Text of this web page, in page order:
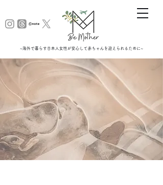
~海外で暮らす日本人女性が安心して赤ちゃんを迎えられるために~